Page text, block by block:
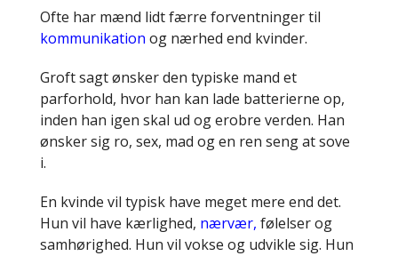
Ofte har mænd lidt færre forventninger til
kommunikation og nærhed end kvinder.
Groft sagt ønsker den typiske mand et
parforhold, hvor han kan lade batterierne op,
inden han igen skal ud og erobre verden. Han
ønsker sig ro, sex, mad og en ren seng at sove
i.
En kvinde vil typisk have meget mere end det.
Hun vil have kærlighed, nærvær, følelser og
samhørighed. Hun vil vokse og udvikle sig. Hun